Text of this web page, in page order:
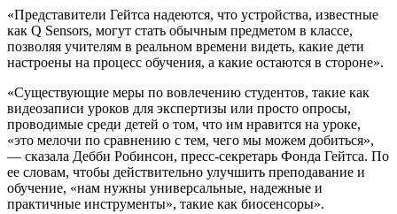
«Представители Гейтса надеются, что устройства, известные
как Q Sensors, могут стать обычным предметом в классе,
позволяя учителям в реальном времени видеть, какие дети
настроены на процесс обучения, а какие остаются в стороне».
«Существующие меры по вовлечению студентов, такие как
видеозаписи уроков для экспертизы или просто опросы,
проводимые среди детей о том, что им нравится на уроке,
«это мелочи по сравнению с тем, чего мы можем добиться»,
— сказала Дебби Робинсон, пресс-секретарь Фонда Гейтса. По
ее словам, чтобы действительно улучшить преподавание и
обучение, «нам нужны универсальные, надежные и
практичные инструменты», такие как биосенсоры».